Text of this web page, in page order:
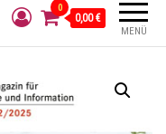
MENÜ
0
0,00 €